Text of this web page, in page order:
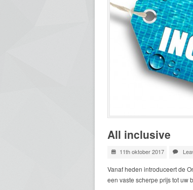
All inclusive
11th oktober 2017
Vanaf heden introduceert de
een vaste scherpe prijs tot uw